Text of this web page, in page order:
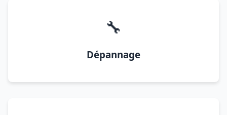
🔧
Dépannage